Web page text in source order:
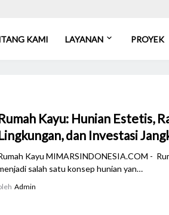
KAMI LAYANAN PROYEK
Kayu: Hunian Estetis,
dan Investasi
Kayu MIMARSINDONESIA.COM -
salah satu konsep hunian yan…
Admin